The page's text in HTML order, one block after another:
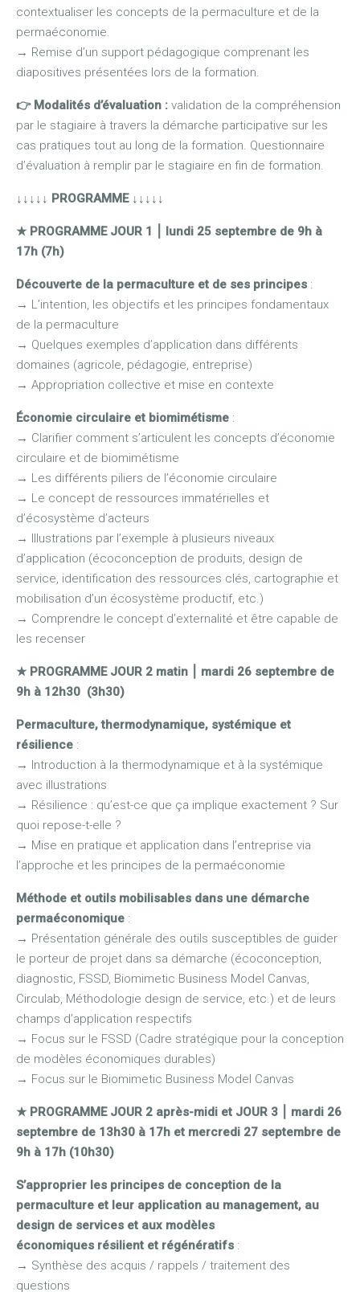
contextualiser les concepts de la permaculture et de la
permaéconomie.
→ Remise d’un support pédagogique comprenant les
diapositives présentées lors de la formation.
👉 Modalités d’évaluation : validation de la compréhension
par le stagiaire à travers la démarche participative sur les
cas pratiques tout au long de la formation. Questionnaire
d’évaluation à remplir par le stagiaire en fin de formation.
↓↓↓↓↓ PROGRAMME ↓↓↓↓↓
★ PROGRAMME JOUR 1
lundi 25 septembre de 9h à
17h (7h)
Découverte de la permaculture et de ses principes :
→ L’intention, les objectifs et les principes fondamentaux
de la permaculture
→ Quelques exemples d’application dans différents
domaines (agricole, pédagogie, entreprise)
→ Appropriation collective et mise en contexte
Économie circulaire et biomimétisme :
→ Clarifier comment s’articulent les concepts d’économie
circulaire et de biomimétisme
→ Les différents piliers de l’économie circulaire
→ Le concept de ressources immatérielles et
d’écosystème d’acteurs
→ Illustrations par l’exemple à plusieurs niveaux
d’application (écoconception de produits, design de
service, identification des ressources clés, cartographie et
mobilisation d’un écosystème productif, etc.)
→ Comprendre le concept d’externalité et être capable de
les recenser
★ PROGRAMME JOUR 2 matin
mardi 26 septembre de
9h à 12h30 (3h30)
Permaculture, thermodynamique, systémique et
résilience :
→ Introduction à la thermodynamique et à la systémique
avec illustrations
→ Résilience : qu’est-ce que ça implique exactement ? Sur
quoi repose-t-elle ?
→ Mise en pratique et application dans l’entreprise via
l’approche et les principes de la permaéconomie
Méthode et outils mobilisables dans une démarche
permaéconomique :
→ Présentation générale des outils susceptibles de guider
le porteur de projet dans sa démarche (écoconception,
diagnostic, FSSD, Biomimetic Business Model Canvas,
Circulab, Méthodologie design de service, etc.) et de leurs
champs d’application respectifs
→ Focus sur le FSSD (Cadre stratégique pour la conception
de modèles économiques durables)
→ Focus sur le Biomimetic Business Model Canvas
★ PROGRAMME JOUR 2 après-midi et JOUR 3
mardi 26
septembre de 13h30 à 17h et mercredi 27 septembre de
9h à 17h (10h30)
S’approprier les principes de conception de la
permaculture et leur application au management, au
design de services et aux modèles
économiques résilient et régénératifs :
→ Synthèse des acquis / rappels / traitement des
questions